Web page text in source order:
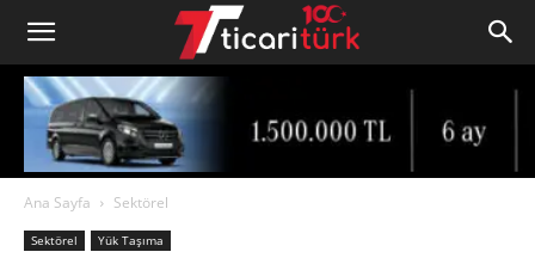
Ana Sayfa Sektörel
Sektörel Yük Taşıma